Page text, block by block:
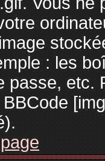
: les
passe, etc.